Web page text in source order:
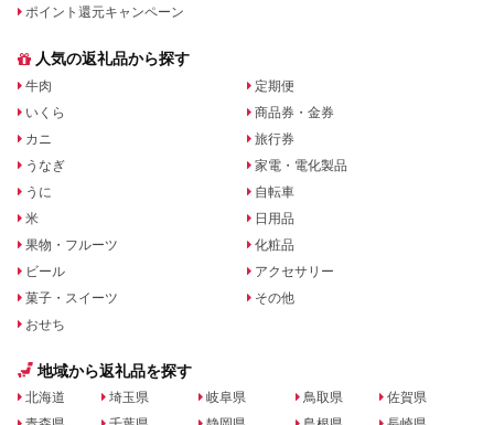
ポイント還元キャンペーン
人気の返礼品から探す
牛肉
いくら
カニ
うなぎ
うに
米
果物・フルーツ
ビール
菓子・スイーツ
おせち
定期便
商品券・金券
旅行券
家電・電化製品
自転車
日用品
化粧品
アクセサリー
その他
地域から返礼品を探す
北海道
埼玉県
岐阜県
鳥取県
佐賀県